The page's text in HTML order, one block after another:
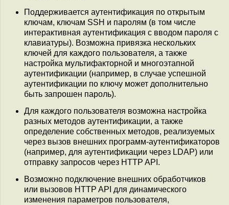
Поддерживается аутентификация по открытым
ключам, ключам SSH и паролям (в том числе
интерактивная аутентификация с вводом пароля с
клавиатуры). Возможна привязка нескольких
ключей для каждого пользователя, а также
настройка мультифакторной и многоэтапной
аутентификации (например, в случае успешной
аутентификации по ключу может дополнительно
быть запрошен пароль).
Для каждого пользователя возможна настройка
разных методов аутентификации, а также
определение собственных методов, реализуемых
через вызов внешних программ-аутентификаторов
(например, для аутентификации через LDAP) или
отправку запросов через HTTP API.
Возможно подключение внешних обработчиков
или вызовов HTTP API для динамического
изменения параметров пользователя,